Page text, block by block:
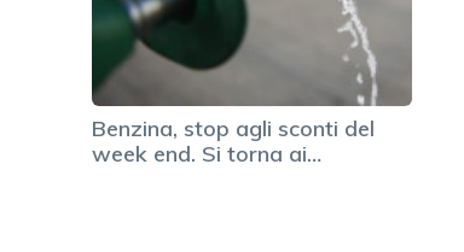
Benzina, stop agli sconti del
week end. Si torna ai…